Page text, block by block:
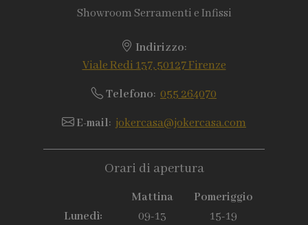
Showroom Serramenti e Infissi
Indirizzo:
Viale Redi 137, 50127 Firenze
Telefono: 055 264070
E-mail: jokercasa@jokercasa.com
Orari di apertura
Mattina
Pomeriggio
Lunedì:
09-13
15-19